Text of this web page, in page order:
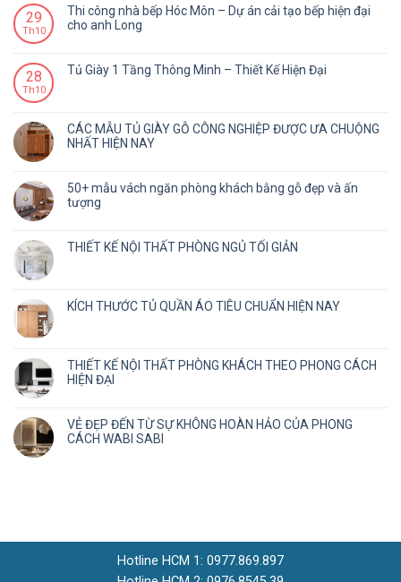
29
Th10
Thi công nhà bếp Hóc Môn – Dự án cải tạo bếp hiện đại
cho anh Long
28
Th10
Tủ Giày 1 Tầng Thông Minh – Thiết Kế Hiện Đại
CÁC MẪU TỦ GIÀY GỖ CÔNG NGHIỆP ĐƯỢC ƯA CHUỘNG
NHẤT HIỆN NAY
50+ mẫu vách ngăn phòng khách bằng gỗ đẹp và ấn
tượng
THIẾT KẾ NỘI THẤT PHÒNG NGỦ TỐI GIẢN
KÍCH THƯỚC TỦ QUẦN ÁO TIÊU CHUẨN HIỆN NAY
THIẾT KẾ NỘI THẤT PHÒNG KHÁCH THEO PHONG CÁCH
HIỆN ĐẠI
VẺ ĐẸP ĐẾN TỪ SỰ KHÔNG HOÀN HẢO CỦA PHONG
CÁCH WABI SABI
Hotline HCM 1: 0977.869.897